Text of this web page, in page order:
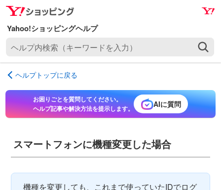
ナ
ビ
ゲ
ー
ョ
ン
へ
ス
キ
メ
イ
ン
コ
テ
ン
ツ
へ
ス
プ
内
検
索
（
ド
ヘルプトップに戻る
お困りごとを質問してください。
ヘルプ記事や解決方法を提示します。
AIに質問
スマートフォンに機種変更した場合
機種を変更しても、これまで使っていたIDでログ